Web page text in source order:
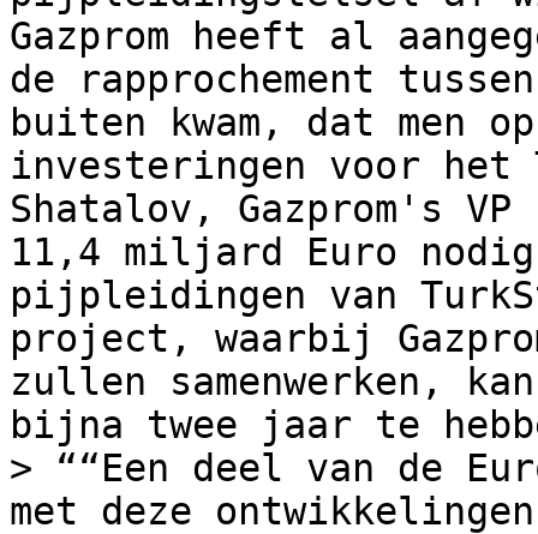
Gazprom heeft al
de rapprochement
buiten kwam, dat men
investeringen voor het
Shatalov, Gazprom's
11,4 miljard Euro
pijpleidingen van
project, waarbij
zullen samenwerken,
bijna twee jaar te
> ““Een deel van de
met deze